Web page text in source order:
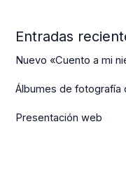
Entradas
Nuevo «Cuento a mi
Álbumes de fotografía
Presentación web